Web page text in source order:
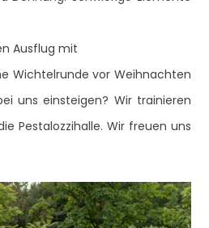
Ausflug mit
Wichtelrunde vor Weihnachten
uns einsteigen? Wir trainieren
Pestalozzihalle. Wir freuen uns